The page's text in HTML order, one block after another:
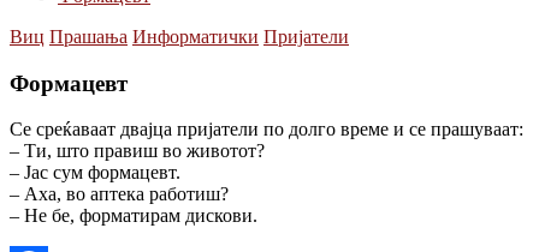
Виц Прашања Информатички Пријатели
Формацевт
Се среќаваат двајца пријатели по долго време и се прашуваат:
– Ти, што правиш во животот?
– Јас сум формацевт.
– Аха, во аптека работиш?
– Не бе, форматирам дискови.